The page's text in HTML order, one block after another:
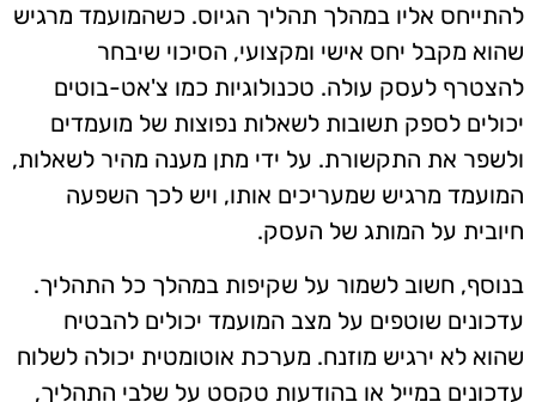
להתייחס אליו במהלך תהליך הגיוס. כשהמועמד מרגיש
שהוא מקבל יחס אישי ומקצועי, הסיכוי שיבחר
להצטרף לעסק עולה. טכנולוגיות כמו צ'אט-בוטים
יכולים לספק תשובות לשאלות נפוצות של מועמדים
ולשפר את התקשורת. על ידי מתן מענה מהיר לשאלות,
המועמד מרגיש שמעריכים אותו, ויש לכך השפעה
חיובית על המותג של העסק.
בנוסף, חשוב לשמור על שקיפות במהלך כל התהליך.
עדכונים שוטפים על מצב המועמד יכולים להבטיח
שהוא לא ירגיש מוזנח. מערכת אוטומטית יכולה לשלוח
עדכונים במייל או בהודעות טקסט על שלבי התהליך,